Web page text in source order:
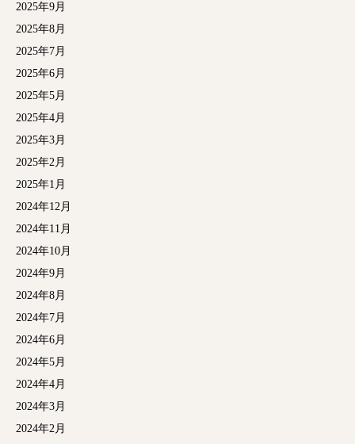
2025年9月
2025年8月
2025年7月
2025年6月
2025年5月
2025年4月
2025年3月
2025年2月
2025年1月
2024年12月
2024年11月
2024年10月
2024年9月
2024年8月
2024年7月
2024年6月
2024年5月
2024年4月
2024年3月
2024年2月